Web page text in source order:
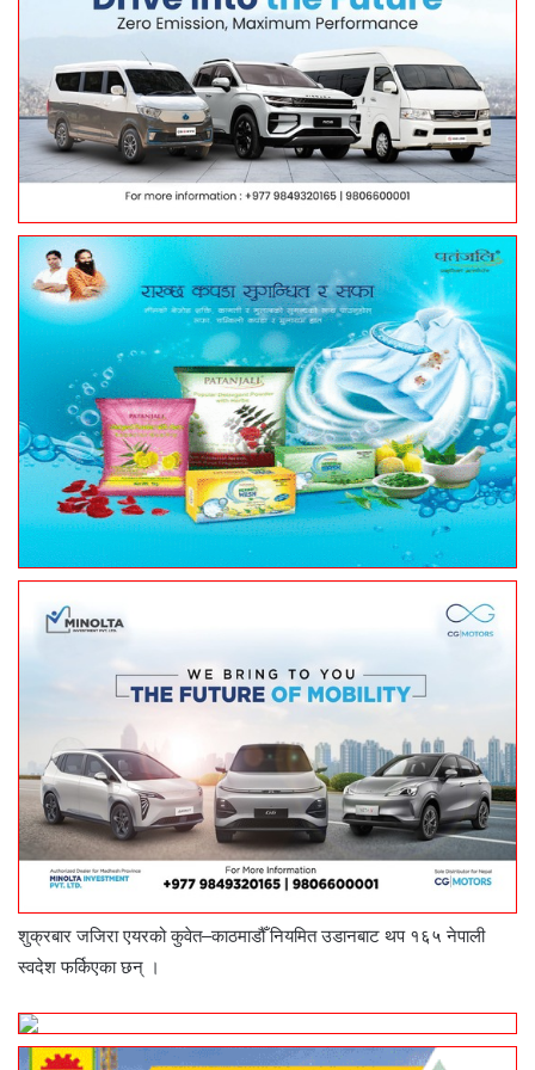
शुक्रबार जजिरा एयरको कुवेत–काठमाडौँ नियमित उडानबाट थप १६५ नेपाली
स्वदेश फर्किएका छन् ।